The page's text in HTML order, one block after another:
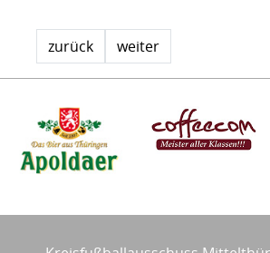
zurück weiter